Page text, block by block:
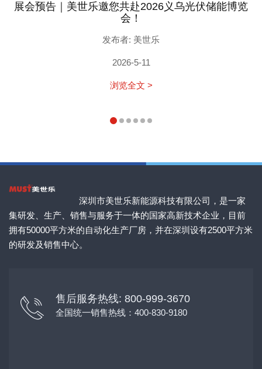
展会预告｜美世乐邀您共赴2026义乌光伏储能博览
会！
发布者: 美世乐
2026-5-11
浏览全文 >
深圳市美世乐新能源科技有限公司，是一家
集研发、生产、销售与服务于一体的国家高新技术企业，目前
拥有50000平方米的自动化生产厂房，并在深圳设有2500平方米
的研发及销售中心。
售后服务热线: 800-999-3670
全国统一销售热线：400-830-9180